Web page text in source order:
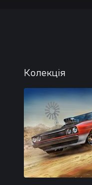
Колекція